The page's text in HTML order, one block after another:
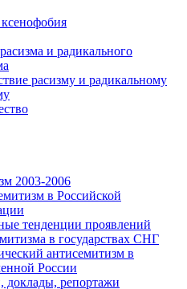
и радикального
расизму и радикальному
2003-2006
в Российской
тенденции проявлений
в государствах СНГ
антисемитизм в
России
доклады, репортажи